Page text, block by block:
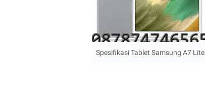
Spesifikasi Tablet Samsung A7 Lite